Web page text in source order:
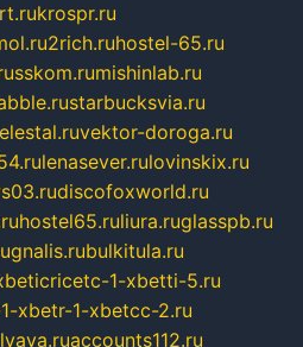
krospr.ru
2rich.ruhostel-65.ru
mishinlab.ru
starbucksvia.ru
elestal.ruvektor-doroga.ru
lenasever.rulovinskix.ru
discofoxworld.ru
hostel65.ruliura.ruglasspb.ru
gnalis.rubulkitula.ru
1-xbetti-5.ru
xbetr-1-xbetcc-2.ru
accounts112.ru